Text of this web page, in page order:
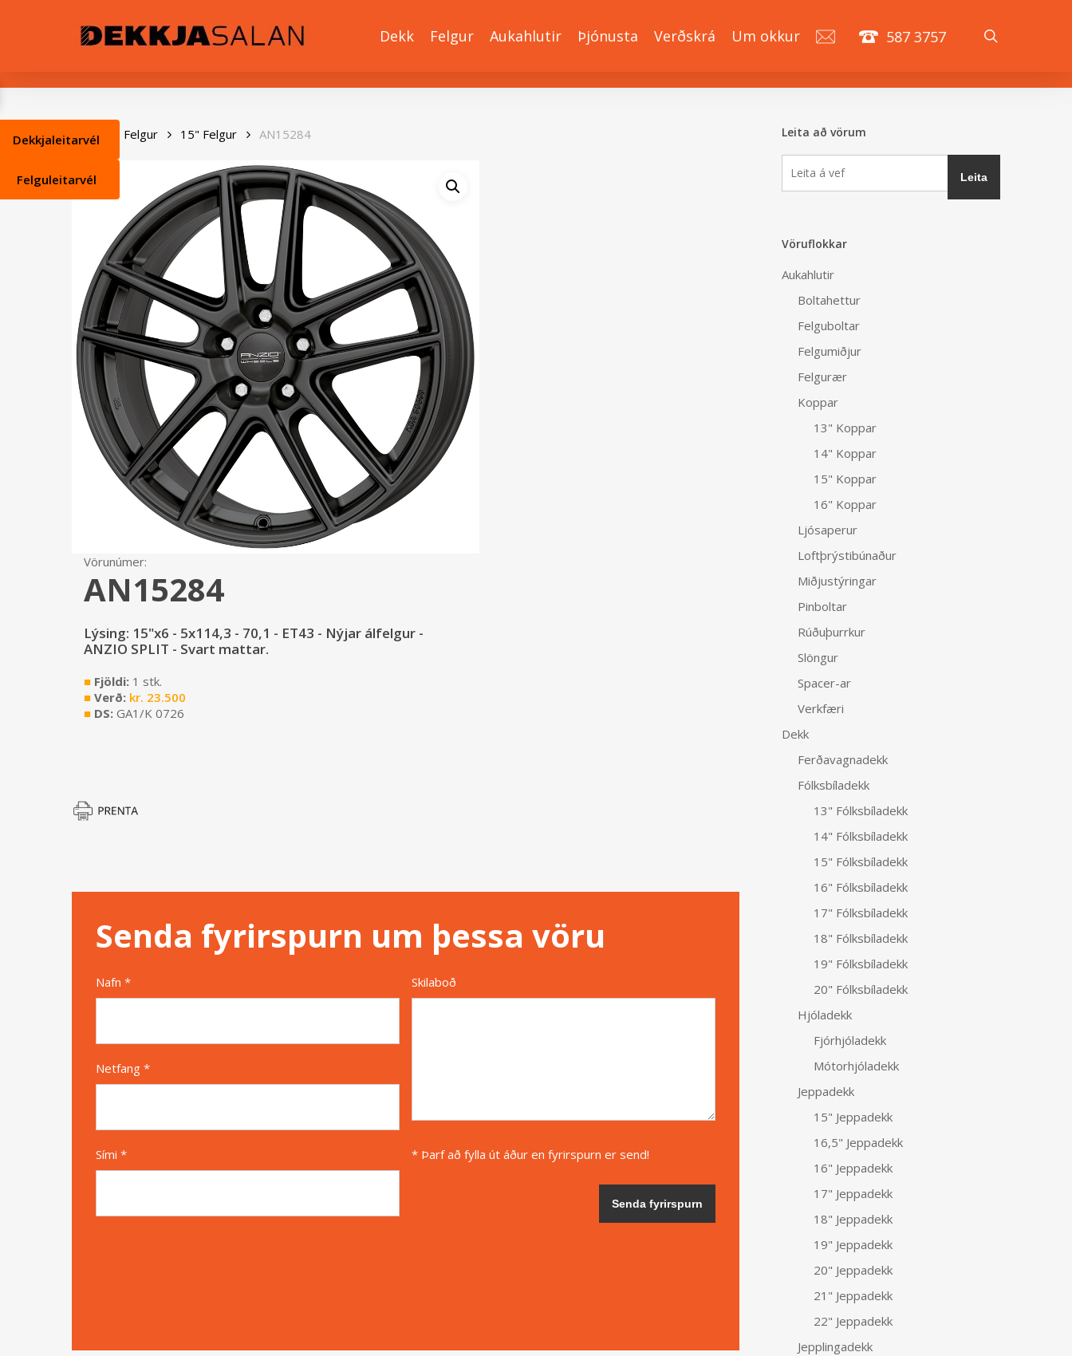
Dekk Felgur Aukahlutir Þjónusta Verðskrá Um okkur 587 3757
Heim Felgur 15" Felgur AN15284
Vörunúmer:
AN15284
Lýsing: 15"x6 - 5x114,3 - 70,1 - ET43 - Nýjar álfelgur -
ANZIO SPLIT - Svart mattar.
■ Fjöldi: 1 stk.
■ Verð: kr. 23.500
■ DS: GA1/K 0726
Senda fyrirspurn um þessa vöru
Nafn *
Netfang *
Sími *
Skilaboð
* Þarf að fylla út áður en fyrirspurn er send!
Leita að vörum
Vöruflokkar
Aukahlutir
Boltahettur
Felguboltar
Felgumiðjur
Felgurær
Koppar
13" Koppar
14" Koppar
15" Koppar
16" Koppar
Ljósaperur
Loftþrýstibúnaður
Miðjustýringar
Pinboltar
Rúðuþurrkur
Slöngur
Spacer-ar
Verkfæri
Dekk
Ferðavagnadekk
Fólksbíladekk
13" Fólksbíladekk
14" Fólksbíladekk
15" Fólksbíladekk
16" Fólksbíladekk
17" Fólksbíladekk
18" Fólksbíladekk
19" Fólksbíladekk
20" Fólksbíladekk
Hjóladekk
Fjórhjóladekk
Mótorhjóladekk
Jeppadekk
15" Jeppadekk
16,5" Jeppadekk
16" Jeppadekk
17" Jeppadekk
18" Jeppadekk
19" Jeppadekk
20" Jeppadekk
21" Jeppadekk
22" Jeppadekk
Jepplingadekk
Dekkjaleitarvél
Felguleitarvél